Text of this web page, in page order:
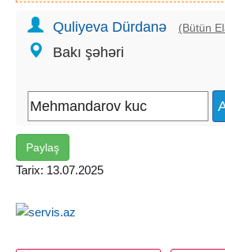
Quliyeva Dürdanə (Bütün
Bakı şəhəri
Paylaş
Tarix: 13.07.2025